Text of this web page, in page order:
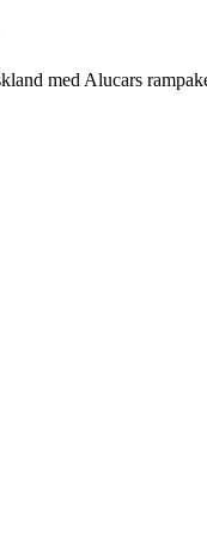
med Alucars